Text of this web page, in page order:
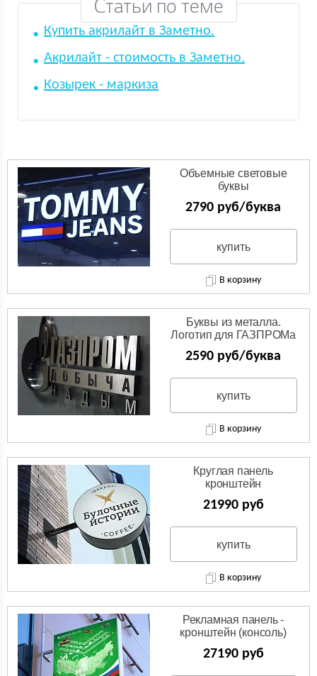
Статьи по теме
Купить акрилайт в Заметно.
Акрилайт - стоимость в Заметно.
Козырек - маркиза
Объемные световые
буквы
2790 руб/буква
купить
В корзину
Буквы из металла.
Логотип для ГАЗПРОМа
из нержавейки.
2590 руб/буква
купить
В корзину
Круглая панель
кронштейн
(Двухсторонняя вывеска)
21990 руб
купить
В корзину
Рекламная панель -
кронштейн (консоль)
27190 руб